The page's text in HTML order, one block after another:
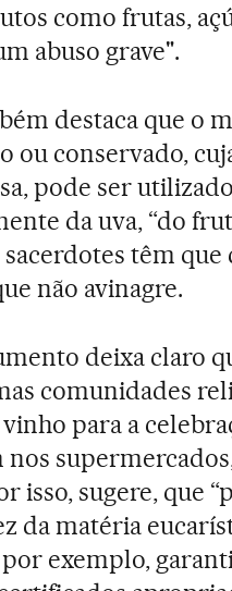
como frutas,
abuso grave".
destaca que o
ou conservado,
pode ser
da uva, “do
têm
não avinagre.
deixa claro
comunidades
para a
isso, sugere, que
da matéria
exemplo,